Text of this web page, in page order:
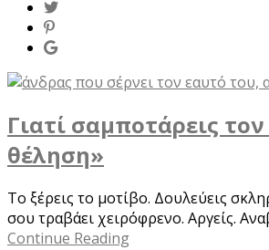
Γιατί σαμποτάρεις
θέληση»
Το ξέρεις το μοτίβο. Δουλεύεις
σου τραβάει χειρόφρενο. Αργείς.
Continue Reading